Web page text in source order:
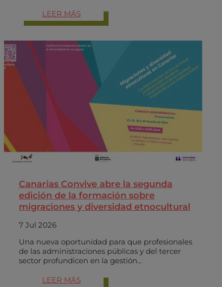
LEER MÁS
Canarias Convive abre la segunda
edición de la formación sobre
migraciones y diversidad etnocultural
7 Jul 2026
Una nueva oportunidad para que profesionales
de las administraciones públicas y del tercer
sector profundicen en la gestión...
LEER MÁS